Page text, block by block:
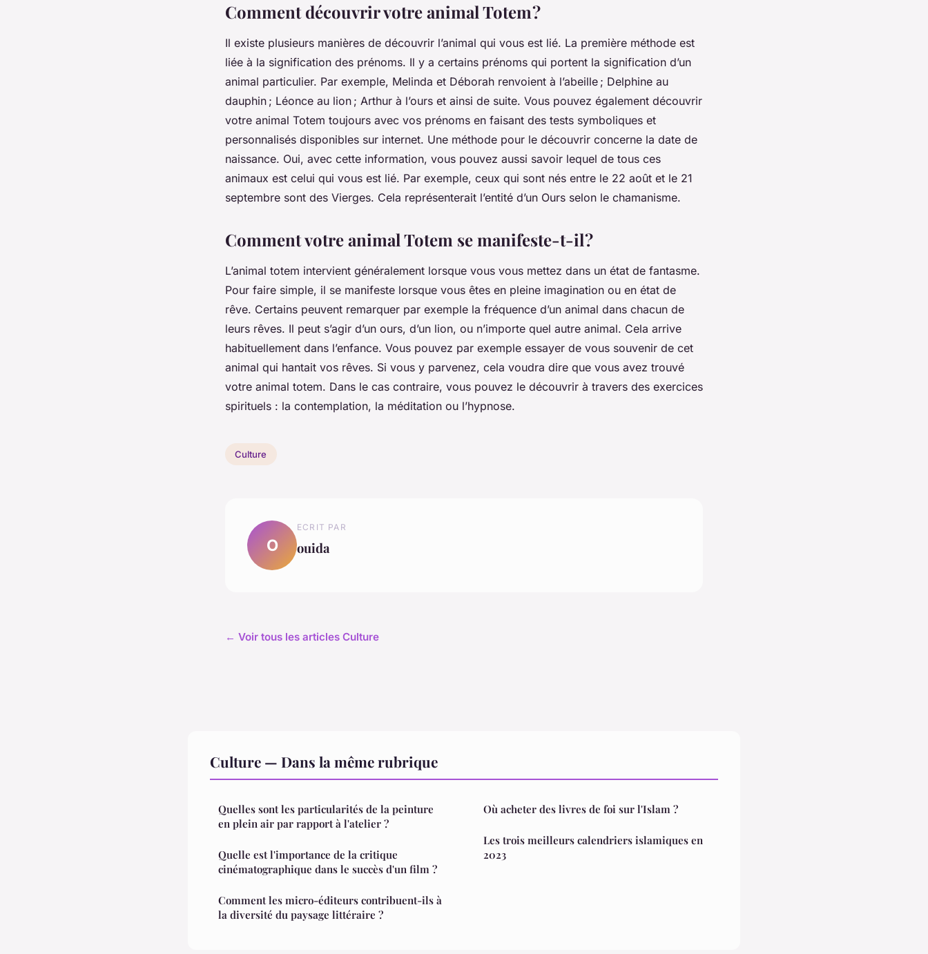
Comment découvrir votre animal Totem ?
Il existe plusieurs manières de découvrir l’animal qui vous est lié. La première méthode est
liée à la signification des prénoms. Il y a certains prénoms qui portent la signification d’un
animal particulier. Par exemple, Melinda et Déborah renvoient à l’abeille ; Delphine au
dauphin ; Léonce au lion ; Arthur à l’ours et ainsi de suite. Vous pouvez également découvrir
votre animal Totem toujours avec vos prénoms en faisant des tests symboliques et
personnalisés disponibles sur internet. Une méthode pour le découvrir concerne la date de
naissance. Oui, avec cette information, vous pouvez aussi savoir lequel de tous ces
animaux est celui qui vous est lié. Par exemple, ceux qui sont nés entre le 22 août et le 21
septembre sont des Vierges. Cela représenterait l’entité d’un Ours selon le chamanisme.
Comment votre animal Totem se manifeste-t-il ?
L’animal totem intervient généralement lorsque vous vous mettez dans un état de fantasme.
Pour faire simple, il se manifeste lorsque vous êtes en pleine imagination ou en état de
rêve. Certains peuvent remarquer par exemple la fréquence d’un animal dans chacun de
leurs rêves. Il peut s’agir d’un ours, d’un lion, ou n’importe quel autre animal. Cela arrive
habituellement dans l’enfance. Vous pouvez par exemple essayer de vous souvenir de cet
animal qui hantait vos rêves. Si vous y parvenez, cela voudra dire que vous avez trouvé
votre animal totem. Dans le cas contraire, vous pouvez le découvrir à travers des exercices
spirituels : la contemplation, la méditation ou l’hypnose.
Culture
O
ECRIT PAR
ouida
← Voir tous les articles Culture
Culture — Dans la même rubrique
Quelles sont les particularités de la peinture
en plein air par rapport à l'atelier ?
Quelle est l'importance de la critique
cinématographique dans le succès d'un film ?
Comment les micro-éditeurs contribuent-ils à
la diversité du paysage littéraire ?
Où acheter des livres de foi sur l'Islam ?
Les trois meilleurs calendriers islamiques en
2023